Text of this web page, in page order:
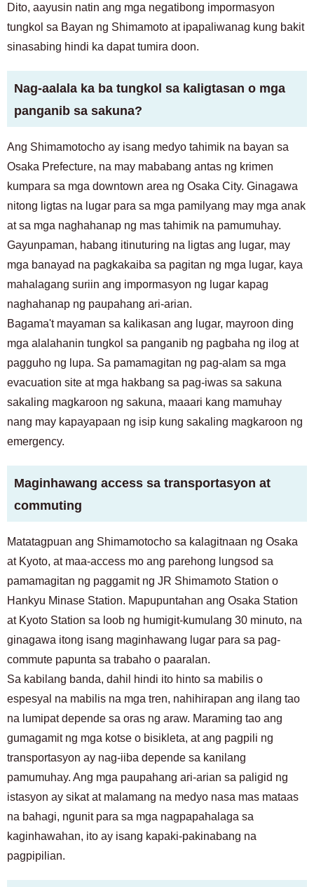
Dito, aayusin natin ang mga negatibong impormasyon
tungkol sa Bayan ng Shimamoto at ipapaliwanag kung bakit
sinasabing hindi ka dapat tumira doon.
Nag-aalala ka ba tungkol sa kaligtasan o mga
panganib sa sakuna?
Ang Shimamotocho ay isang medyo tahimik na bayan sa
Osaka Prefecture, na may mababang antas ng krimen
kumpara sa mga downtown area ng Osaka City. Ginagawa
nitong ligtas na lugar para sa mga pamilyang may mga anak
at sa mga naghahanap ng mas tahimik na pamumuhay.
Gayunpaman, habang itinuturing na ligtas ang lugar, may
mga banayad na pagkakaiba sa pagitan ng mga lugar, kaya
mahalagang suriin ang impormasyon ng lugar kapag
naghahanap ng paupahang ari-arian.
Bagama't mayaman sa kalikasan ang lugar, mayroon ding
mga alalahanin tungkol sa panganib ng pagbaha ng ilog at
pagguho ng lupa. Sa pamamagitan ng pag-alam sa mga
evacuation site at mga hakbang sa pag-iwas sa sakuna
sakaling magkaroon ng sakuna, maaari kang mamuhay
nang may kapayapaan ng isip kung sakaling magkaroon ng
emergency.
Maginhawang access sa transportasyon at
commuting
Matatagpuan ang Shimamotocho sa kalagitnaan ng Osaka
at Kyoto, at maa-access mo ang parehong lungsod sa
pamamagitan ng paggamit ng JR Shimamoto Station o
Hankyu Minase Station. Mapupuntahan ang Osaka Station
at Kyoto Station sa loob ng humigit-kumulang 30 minuto, na
ginagawa itong isang maginhawang lugar para sa pag-
commute papunta sa trabaho o paaralan.
Sa kabilang banda, dahil hindi ito hinto sa mabilis o
espesyal na mabilis na mga tren, nahihirapan ang ilang tao
na lumipat depende sa oras ng araw. Maraming tao ang
gumagamit ng mga kotse o bisikleta, at ang pagpili ng
transportasyon ay nag-iiba depende sa kanilang
pamumuhay. Ang mga paupahang ari-arian sa paligid ng
istasyon ay sikat at malamang na medyo nasa mas mataas
na bahagi, ngunit para sa mga nagpapahalaga sa
kaginhawahan, ito ay isang kapaki-pakinabang na
pagpipilian.